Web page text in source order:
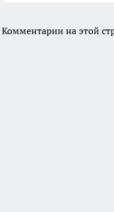
Комментарии на этой